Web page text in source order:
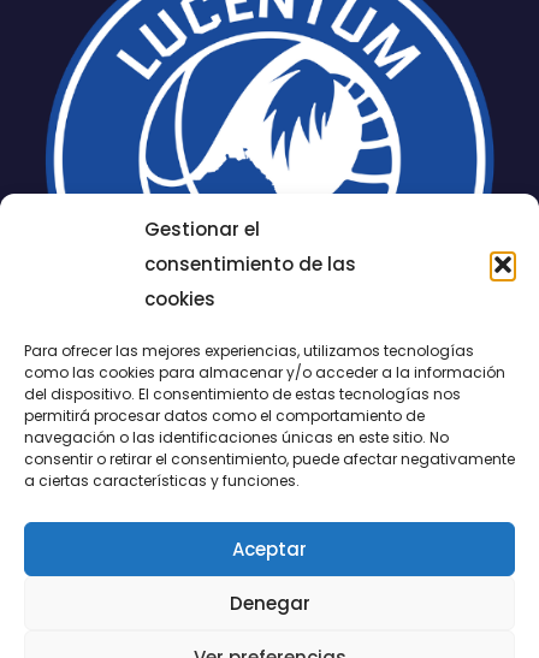
Gestionar el
consentimiento de las
cookies
Para ofrecer las mejores experiencias, utilizamos tecnologías
como las cookies para almacenar y/o acceder a la información
del dispositivo. El consentimiento de estas tecnologías nos
permitirá procesar datos como el comportamiento de
navegación o las identificaciones únicas en este sitio. No
consentir o retirar el consentimiento, puede afectar negativamente
a ciertas características y funciones.
Aceptar
Denegar
LUCENTUM
ALICANTE
CONTACTO
@FundaciónLucentum página oficial